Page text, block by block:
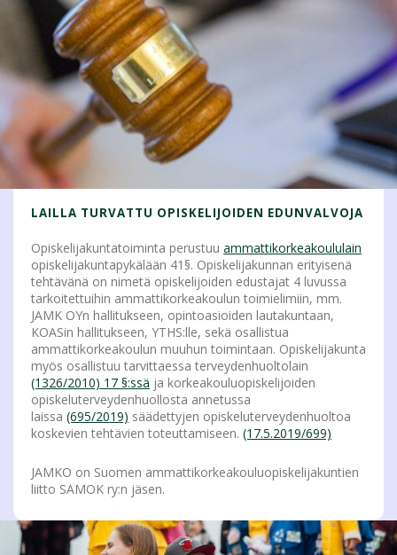
LAILLA TURVATTU OPISKELIJOIDEN EDUNVALVOJA
Opiskelijakuntatoiminta perustuu ammattikorkeakoululain
opiskelijakuntapykälään 41§. Opiskelijakunnan erityisenä
tehtävänä on nimetä opiskelijoiden edustajat 4 luvussa
tarkoitettuihin ammattikorkeakoulun toimielimiin, mm.
JAMK OYn hallitukseen, opintoasioiden lautakuntaan,
KOASin hallitukseen, YTHS:lle, sekä osallistua
ammattikorkeakoulun muuhun toimintaan. Opiskelijakunta
myös osallistuu tarvittaessa terveydenhuoltolain
(1326/2010) 17 §:ssä ja korkeakouluopiskelijoiden
opiskeluterveydenhuollosta annetussa
laissa (695/2019) säädettyjen opiskeluterveydenhuoltoa
koskevien tehtävien toteuttamiseen. (17.5.2019/699)
JAMKO on Suomen ammattikorkeakouluopiskelijakuntien
liitto SAMOK ry:n jäsen.